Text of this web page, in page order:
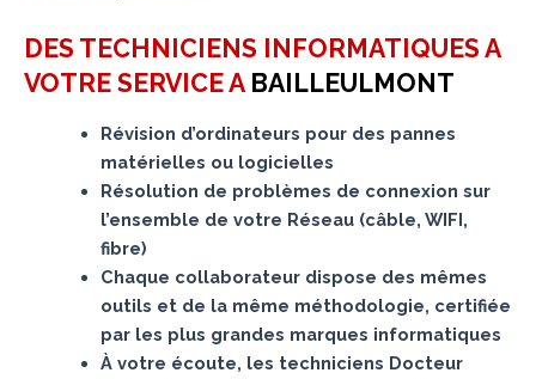
DES TECHNICIENS INFORMATIQUES A
VOTRE SERVICE A BAILLEULMONT
Révision d’ordinateurs pour des pannes
matérielles ou logicielles
Résolution de problèmes de connexion sur
l’ensemble de votre Réseau (câble, WIFI,
fibre)
Chaque collaborateur dispose des mêmes
outils et de la même méthodologie, certifiée
par les plus grandes marques informatiques
À votre écoute, les techniciens Docteur